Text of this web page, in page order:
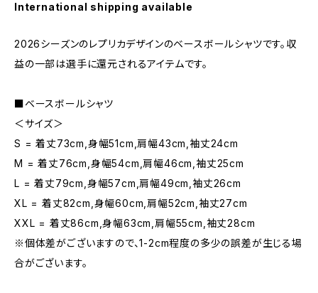
International shipping available
2026シーズンのレプリカデザインのベースボールシャツです。収
益の一部は選手に還元されるアイテムです。
■ベースボールシャツ
＜サイズ＞
S = 着丈73cm,身幅51cm,肩幅43cm,袖丈24cm
M = 着丈76cm,身幅54cm,肩幅46cm,袖丈25cm
L = 着丈79cm,身幅57cm,肩幅49cm,袖丈26cm
XL = 着丈82cm,身幅60cm,肩幅52cm,袖丈27cm
XXL = 着丈86cm,身幅63cm,肩幅55cm,袖丈28cm
※個体差がございますので、1-2cm程度の多少の誤差が生じる場
合がございます。